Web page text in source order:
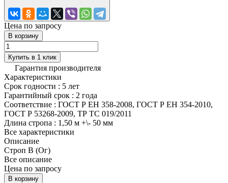
Цена по запросу
В корзину
Купить в 1 клик
Гарантия производителя
Характеристики
Срок годности : 5 лет
Гарантийный срок : 2 года
Соответствие : ГОСТ Р ЕН 358-2008, ГОСТ Р ЕН 354-2010,
ГОСТ Р 53268-2009, ТР ТС 019/2011
Длина стропа : 1,50 м +\- 50 мм
Все характеристики
Описание
Строп В (Ог)
Все описание
Цена по запросу
В корзину